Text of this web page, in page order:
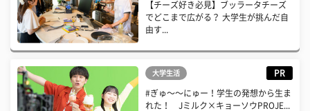
【チーズ好き必見】ブッラータチーズ
でどこまで広がる？ 大学生が挑んだ自
由す...
大学生活 PR
#ぎゅ〜〜にゅー！学生の発想から生ま
れた！ Jミルク×キョーソウPROJE...